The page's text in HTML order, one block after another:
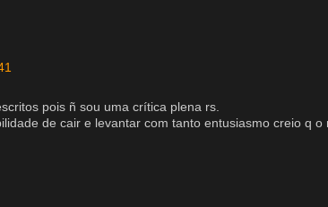
pois ñ sou uma crítica plena rs.
de cair e levantar com tanto entusiasmo creio q o